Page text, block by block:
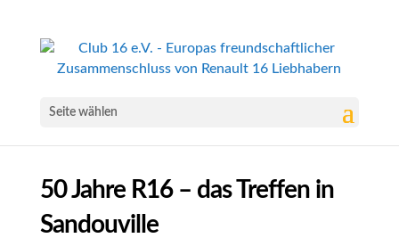
Seite wählen
50 Jahre R16 – das Treffen in
Sandouville